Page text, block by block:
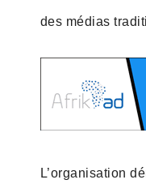
des médias
L’organisation